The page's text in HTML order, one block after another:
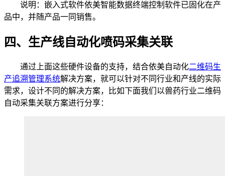
说明：嵌入式软件依美智能数据终端控制软件已固化在产
品中，并随产品一同销售。
四、生产线自动化喷码采集关联
通过上面这些硬件设备的支持，结合依美自动化二维码生
产追溯管理系统解决方案，就可以针对不同行业和产线的实际
需求，设计不同的解决方案，比如下面我们以兽药行业二维码
自动采集关联方案进行分享：